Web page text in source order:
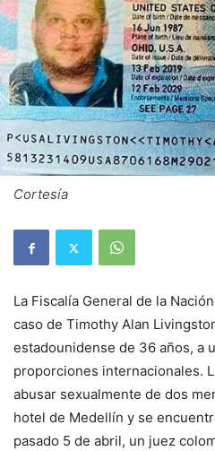
Cortesía
La Fiscalía General de la
caso de Timothy Alan
estadounidense de 36 años, a
proporciones internacionales.
abusar sexualmente de dos
hotel de Medellín y se
pasado 5 de abril, un juez